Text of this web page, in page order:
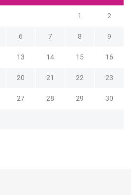
1 2
6 7 8 9
13 14 15 16
20 21 22 23
27 28 29 30